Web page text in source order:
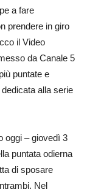
a fare
prendere in giro
il Video
da Canale 5
puntate e
alla serie
oggi – giovedì 3
puntata odierna
di sposare
Nel